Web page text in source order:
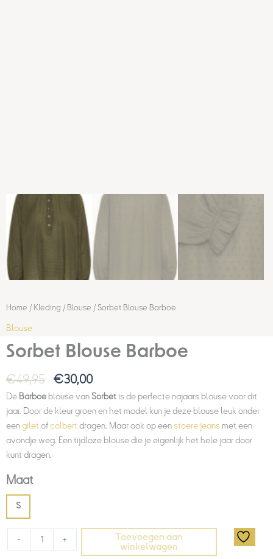
Home / Kleding / Blouse / Sorbet Blouse Barboe
Blouse
Sorbet Blouse Barboe
€49,95 €30,00
De Barboe blouse van Sorbetis de perfecte najaars blouse voor dit
jaar. Door de kleur groen en het model kun je deze blouse leuk onder
eengilet ofcolbert dragen. Maar ook op eenstoere jeansmet een
avondje weg. Een tijdloze blouse die je eigenlijk het hele jaar door
kunt dragen.
Maat
S
- +
Toevoegen aan
winkelwagen